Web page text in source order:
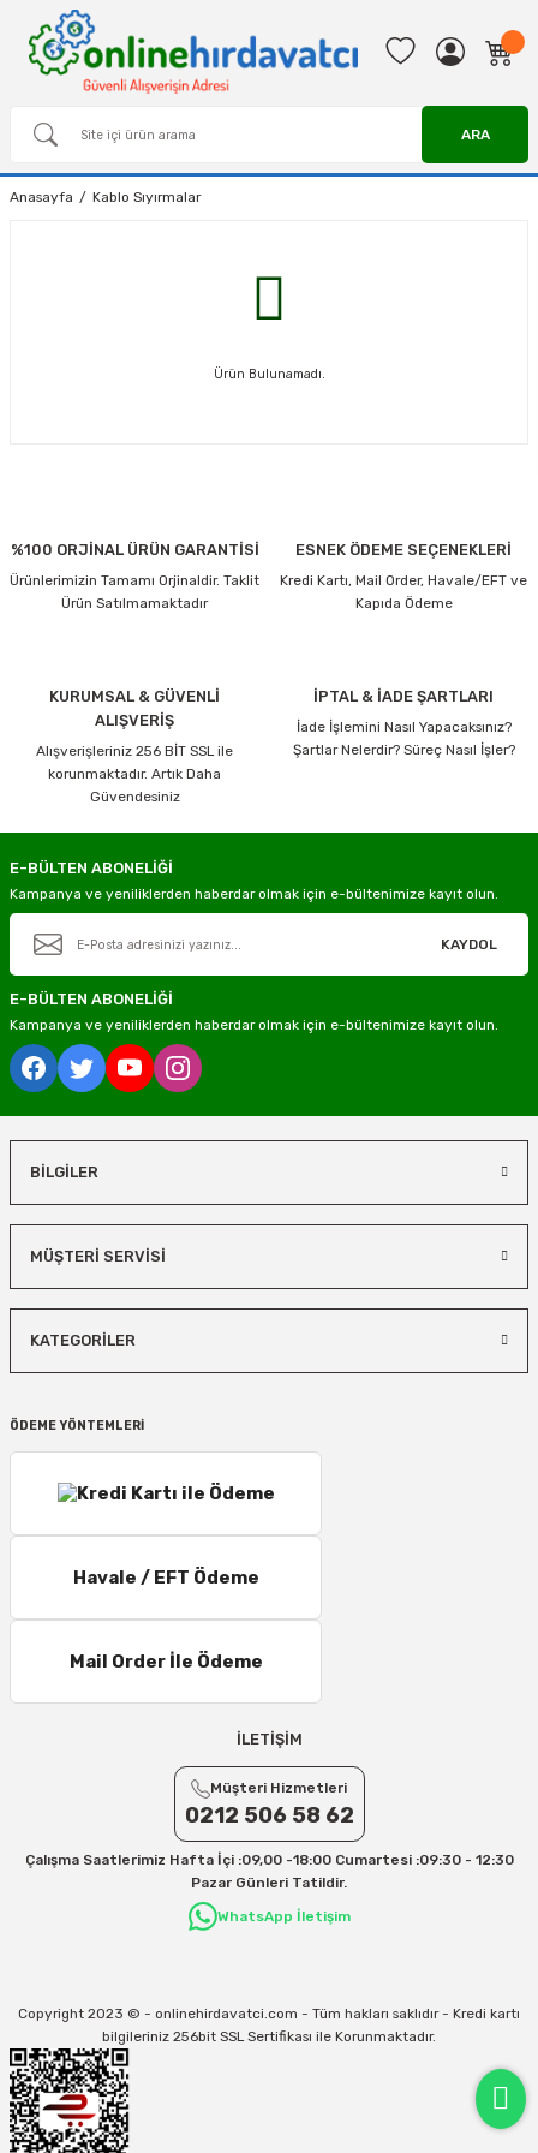
ARA
Anasayfa Kablo Sıyırmalar
Ürün Bulunamadı.
%100 ORJİNAL ÜRÜN GARANTİSİ
Ürünlerimizin Tamamı Orjinaldir. Taklit
Ürün Satılmamaktadır
ESNEK ÖDEME SEÇENEKLERİ
Kredi Kartı, Mail Order, Havale/EFT ve
Kapıda Ödeme
KURUMSAL & GÜVENLİ
ALIŞVERİŞ
Alışverişleriniz 256 BİT SSL ile
korunmaktadır. Artık Daha
Güvendesiniz
İPTAL & İADE ŞARTLARI
İade İşlemini Nasıl Yapacaksınız?
Şartlar Nelerdir? Süreç Nasıl İşler?
E-BÜLTEN ABONELİĞİ
Kampanya ve yeniliklerden haberdar olmak için e-bültenimize kayıt olun.
KAYDOL
E-BÜLTEN ABONELİĞİ
Kampanya ve yeniliklerden haberdar olmak için e-bültenimize kayıt olun.
BİLGİLER
MÜŞTERİ SERVİSİ
KATEGORİLER
ÖDEME YÖNTEMLERİ
Havale / EFT Ödeme
Mail Order İle Ödeme
İLETİŞİM
Müşteri Hizmetleri
0212 506 58 62
Çalışma Saatlerimiz Hafta İçi :09,00 -18:00 Cumartesi :09:30 - 12:30
Pazar Günleri Tatildir.
WhatsApp İletişim
Copyright 2023 © - onlinehirdavatci.com - Tüm hakları saklıdır - Kredi kartı
bilgileriniz 256bit SSL Sertifikası ile Korunmaktadır.